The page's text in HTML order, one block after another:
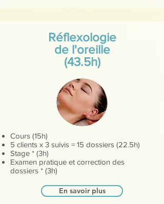
Réflexologie
de l'oreille
(43.5h)
Cours (15h)
5 clients x 3 suivis = 15 dossiers (22.5h)
Stage * (3h)
Examen pratique et correction des
dossiers * (3h)
En savoir plus